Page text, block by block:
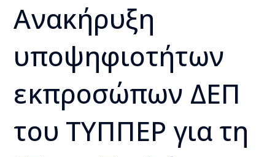
Ανακήρυξη
υποψηφιοτήτων
εκπροσώπων ΔΕΠ
του ΤΥΠΠΕΡ για τη